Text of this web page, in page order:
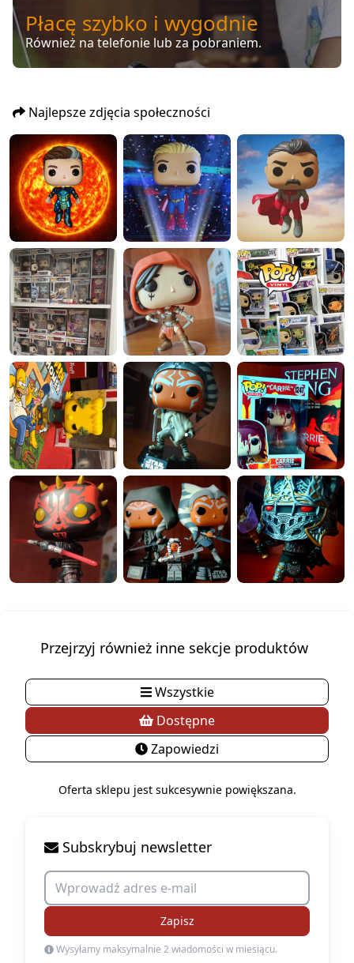
Płacę szybko i wygodnie
Również na telefonie lub za pobraniem.
Najlepsze zdjęcia społeczności
Przejrzyj również inne sekcje produktów
Wszystkie
Dostępne
Zapowiedzi
Oferta sklepu jest sukcesywnie powiększana.
Subskrybuj newsletter
Zapisz
Wysyłamy maksymalnie 2 wiadomości w miesiącu.